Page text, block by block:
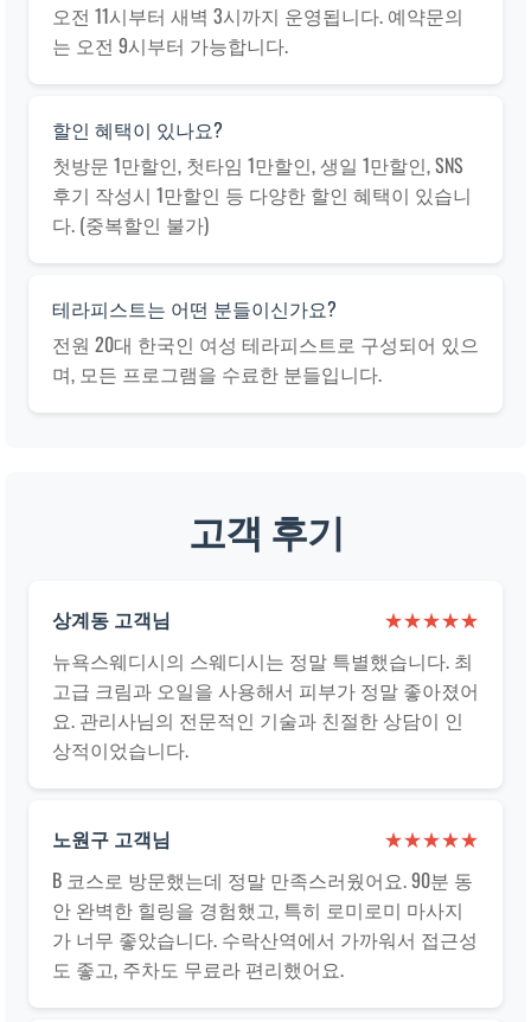
오전 11시부터 새벽 3시까지 운영됩니다. 예약문의
는 오전 9시부터 가능합니다.
할인 혜택이 있나요?
첫방문 1만할인, 첫타임 1만할인, 생일 1만할인, SNS
후기 작성시 1만할인 등 다양한 할인 혜택이 있습니
다. (중복할인 불가)
테라피스트는 어떤 분들이신가요?
전원 20대 한국인 여성 테라피스트로 구성되어 있으
며, 모든 프로그램을 수료한 분들입니다.
고객 후기
상계동 고객님
★★★★★
뉴욕스웨디시의 스웨디시는 정말 특별했습니다. 최
고급 크림과 오일을 사용해서 피부가 정말 좋아졌어
요. 관리사님의 전문적인 기술과 친절한 상담이 인
상적이었습니다.
노원구 고객님
★★★★★
B 코스로 방문했는데 정말 만족스러웠어요. 90분 동
안 완벽한 힐링을 경험했고, 특히 로미로미 마사지
가 너무 좋았습니다. 수락산역에서 가까워서 접근성
도 좋고, 주차도 무료라 편리했어요.